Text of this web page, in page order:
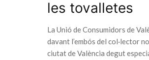
les tovalletes
La Unió de Consumidors de
davant l’embós del col·lector
ciutat de València degut